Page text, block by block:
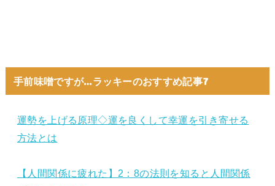
手前味噌ですが…ラッキーのおすすめ記事7
運勢を上げる原理◇運を良くして幸運を引き寄せる
方法とは
【人間関係に疲れた】2：8の法則を知ると人間関係